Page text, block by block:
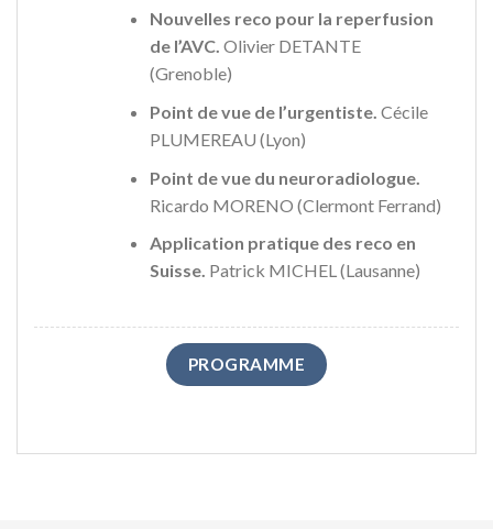
Nouvelles reco pour la reperfusion
de l’AVC. Olivier DETANTE
(Grenoble)
Point de vue de l’urgentiste. Cécile
PLUMEREAU (Lyon)
Point de vue du neuroradiologue.
Ricardo MORENO (Clermont Ferrand)
Application pratique des reco en
Suisse. Patrick MICHEL (Lausanne)
PROGRAMME